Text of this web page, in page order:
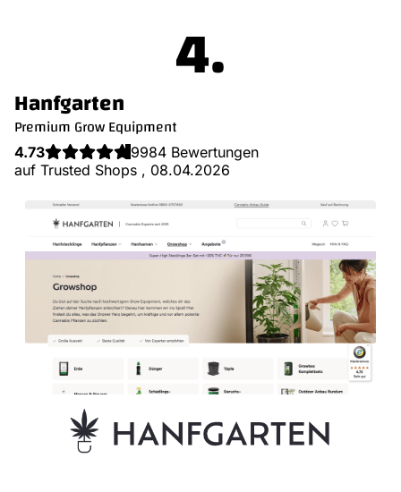
.
Hanfgarten
Premium Grow Equipment
4.73
9984 Bewertungen
auf Trusted Shops , 08.04.2026